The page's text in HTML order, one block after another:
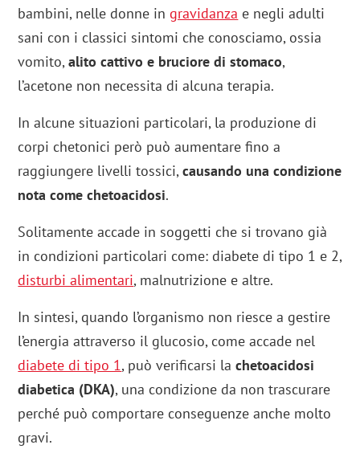
bambini, nelle donne ingravidanza e negli adulti
sani con i classici sintomi che conosciamo, ossia
vomito,alito cattivo e bruciore di stomaco,
l’acetone non necessita di alcuna terapia.
In alcune situazioni particolari, la produzione di
corpi chetonici però può aumentare fino a
raggiungere livelli tossici,causando una condizione
nota come chetoacidosi.
Solitamente accade in soggetti che si trovano già
in condizioni particolari come: diabete di tipo 1 e 2,
disturbi alimentari, malnutrizione e altre.
In sintesi, quando l’organismo non riesce a gestire
l’energia attraverso il glucosio, come accade nel
diabete di tipo 1, può verificarsi lachetoacidosi
diabetica (DKA), una condizione da non trascurare
perché può comportare conseguenze anche molto
gravi.